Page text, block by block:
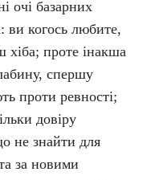
очі базарних
ви когось любите,
хіба; проте інакша
спершу
проти ревності;
довіру
не знайти для
за новими